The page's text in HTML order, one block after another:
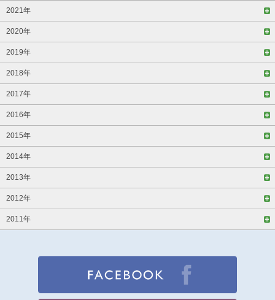
2021年
2020年
2019年
2018年
2017年
2016年
2015年
2014年
2013年
2012年
2011年